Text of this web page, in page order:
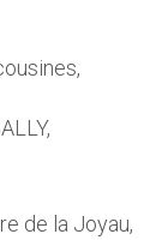
de la Joyau,